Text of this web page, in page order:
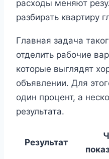
расходы меняют
разбирать квартиру
Главная задача
отделить рабочие
которые выглядят
объявлении. Для
один процент, а
результата.
Результат